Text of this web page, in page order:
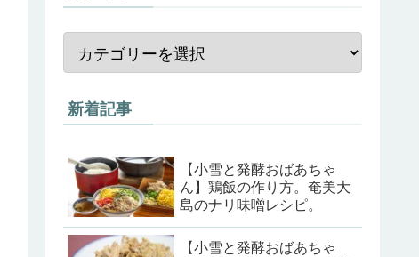
新着記事
【小雪と発酵おばあちゃ
ん】鶏飯の作り方。奄美大
島のナリ味噌レシピ。
【小雪と発酵おばあちゃ